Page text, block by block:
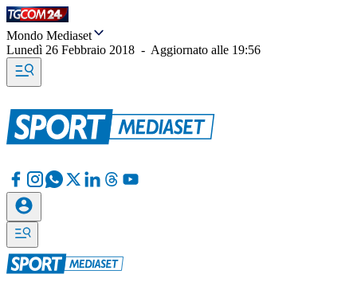
Mondo Mediaset
Lunedì 26 Febbraio 2018 - Aggiornato alle 19:56